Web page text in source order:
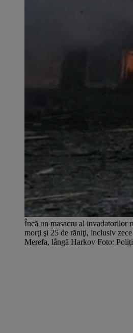
Încă un masacru al invadatorilor
morţi şi 25 de răniţi, inclusiv
Merefa, lângă Harkov Foto: